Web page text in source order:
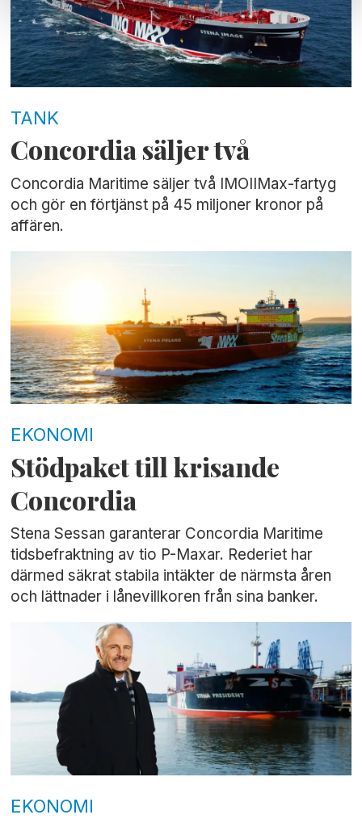
TANK
Concordia säljer två
Concordia Maritime säljer två IMOIIMax-fartyg
och gör en förtjänst på 45 miljoner kronor på
affären.
EKONOMI
Stödpaket till krisande
Concordia
Stena Sessan garanterar Concordia Maritime
tidsbefraktning av tio P-Maxar. Rederiet har
därmed säkrat stabila intäkter de närmsta åren
och lättnader i lånevillkoren från sina banker.
EKONOMI